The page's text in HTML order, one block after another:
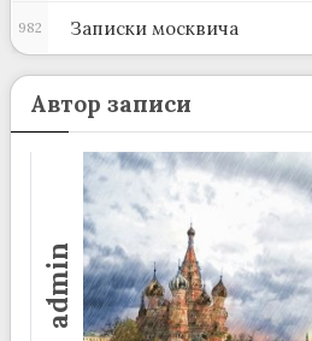
Записки москвича
982
Автор записи
admin